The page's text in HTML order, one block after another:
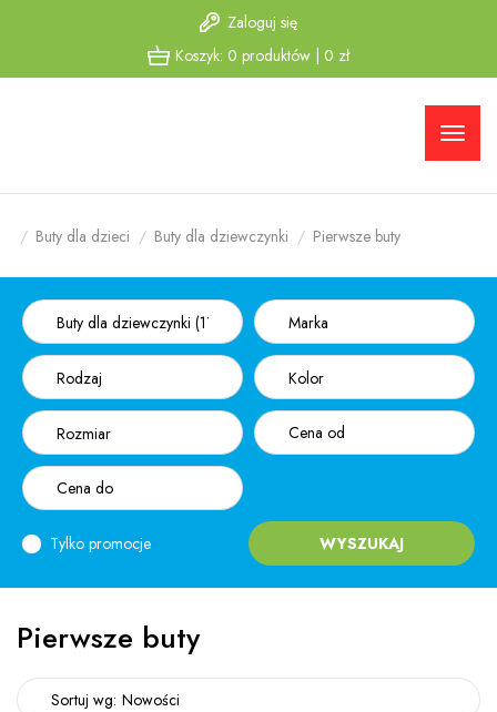
do menu
do
Zaloguj się
Koszyk: 0 produktów 0 zł
Buty dla dzieci Buty dla dziewczynki Pierwsze buty
Buty dla dziewczynki (1135) Marka
Rodzaj Kolor
Rozmiar
Tylko promocje WYSZUKAJ
Pierwsze buty
Sortuj wg: Nowości